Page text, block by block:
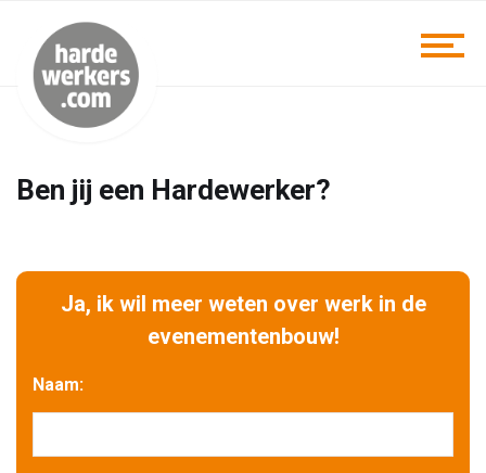
Ben jij een Hardewerker?
Ja, ik wil meer weten over werk in de
evenementenbouw!
Naam: